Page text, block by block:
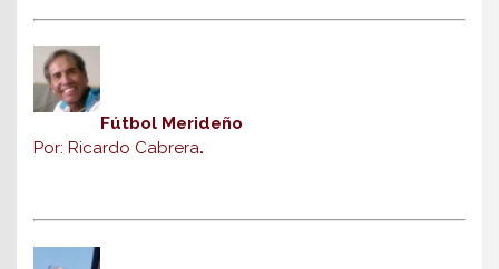
Fútbol Merideño
Por: Ricardo Cabrera.